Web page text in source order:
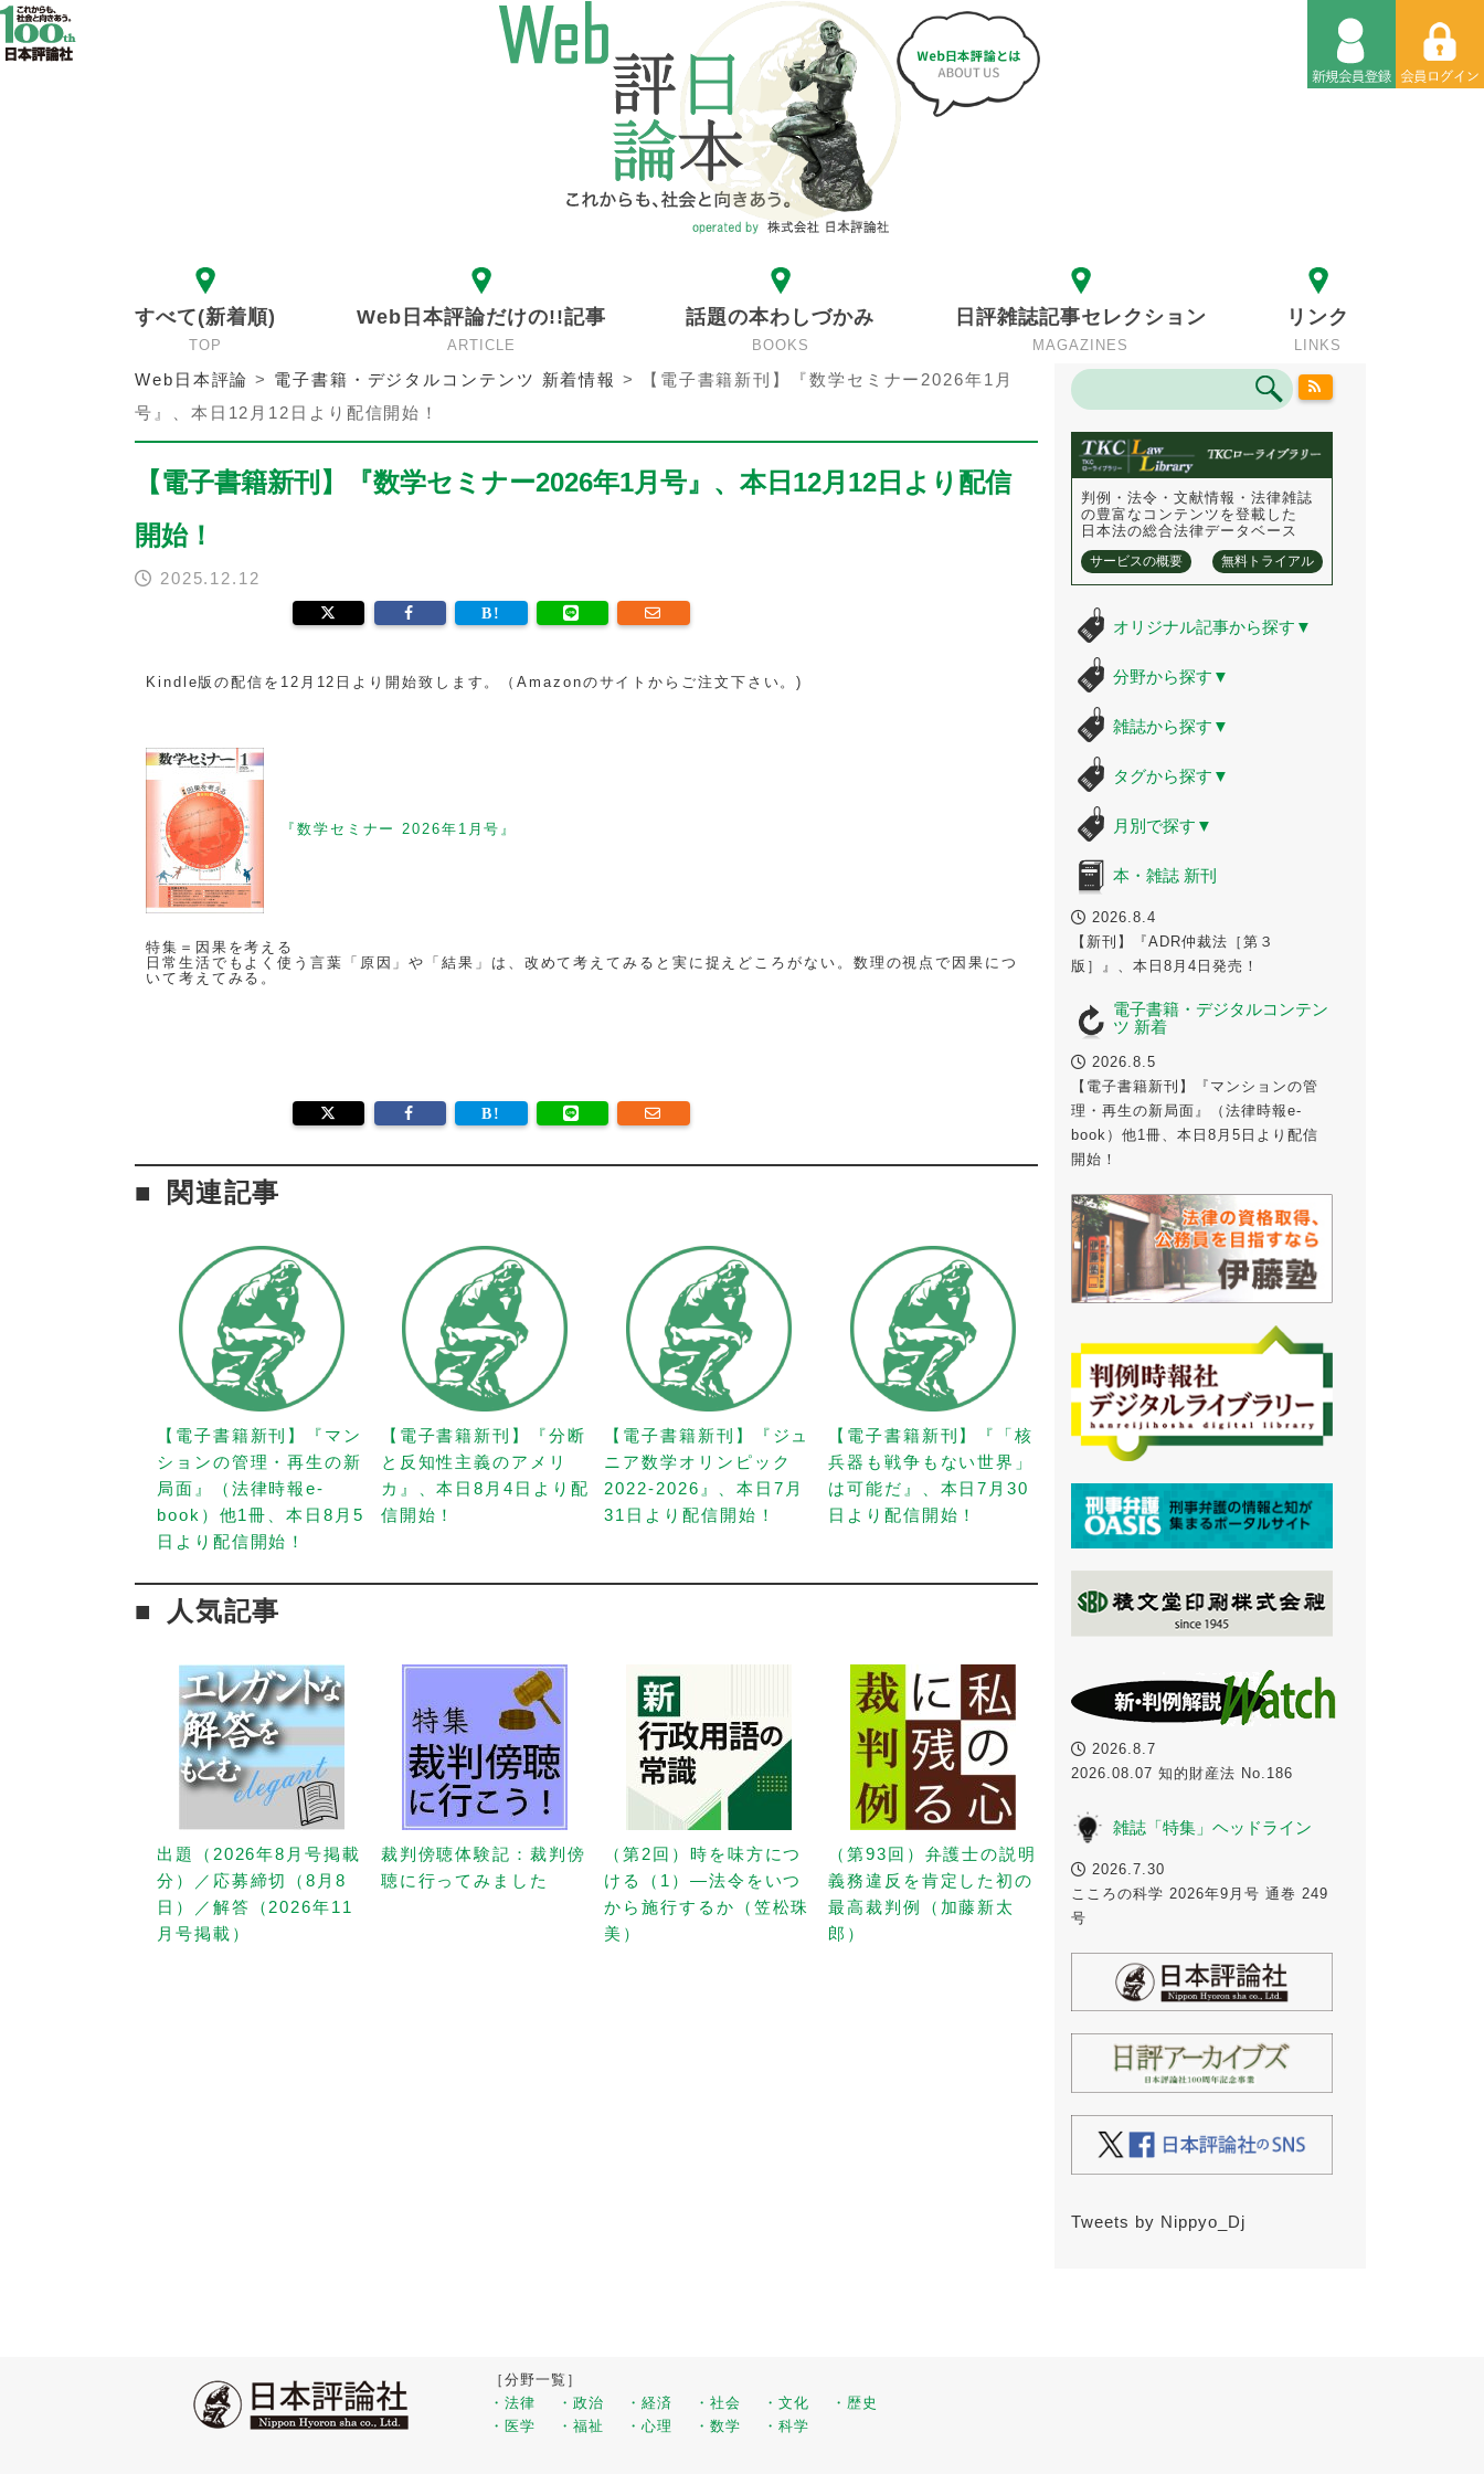
すべて(新着順)
TOP
Web日本評論だけの!!記事
ARTICLE
話題の本わしづかみ
BOOKS
日評雑誌記事セレクション
MAGAZINES
リンク
LINKS
Web日本評論 > 電子書籍・デジタルコンテンツ 新着情報 >
【電子書籍新刊】『数学セミナー2026年1月
号』、本日12月12日より配信開始！
【電子書籍新刊】『数学セミナー2026年1月号』、本日12月12日より配信
開始！
2025.12.12
Kindle版の配信を12月12日より開始致します。（Amazonのサイトからご注文下さい。)
『数学セミナー 2026年1月号』
特集＝因果を考える
日常生活でもよく使う言葉「原因」や「結果」は、改めて考えてみると実に捉えどころがない。数理の視点で因果につ
いて考えてみる。
関連記事
【電子書籍新刊】『マン
ションの管理・再生の新
局面』（法律時報e-
book）他1冊、本日8月5
日より配信開始！
【電子書籍新刊】『分断
と反知性主義のアメリ
カ』、本日8月4日より配
信開始！
【電子書籍新刊】『ジュ
ニア数学オリンピック
2022-2026』、本日7月
31日より配信開始！
【電子書籍新刊】『「核
兵器も戦争もない世界」
は可能だ』、本日7月30
日より配信開始！
人気記事
出題（2026年8月号掲載
分）／応募締切（8月8
日）／解答（2026年11
月号掲載）
裁判傍聴体験記：裁判傍
聴に行ってみました
（第2回）時を味方につ
ける（1）—法令をいつ
から施行するか（笠松珠
美）
（第93回）弁護士の説明
義務違反を肯定した初の
最高裁判例（加藤新太
郎）
判例・法令・文献情報・法律雑誌
の豊富なコンテンツを登載した
日本法の総合法律データベース
サービスの概要 無料トライアル
オリジナル記事から探す ▼
分野から探す ▼
雑誌から探す ▼
タグから探す ▼
月別で探す ▼
本・雑誌 新刊
2026.8.4
【新刊】『ADR仲裁法［第３
版］』、本日8月4日発売！
電子書籍・デジタルコンテン
ツ 新着
2026.8.5
【電子書籍新刊】『マンションの管
理・再生の新局面』（法律時報e-
book）他1冊、本日8月5日より配信
開始！
2026.8.7
2026.08.07 知的財産法 No.186
雑誌「特集」ヘッドライン
2026.7.30
こころの科学 2026年9月号 通巻 249
号
Tweets by Nippyo_Dj
［分野一覧］
・法律
・政治 ・経済 ・社会 ・文化
・歴史
・医学
・福祉 ・心理 ・数学 ・科学